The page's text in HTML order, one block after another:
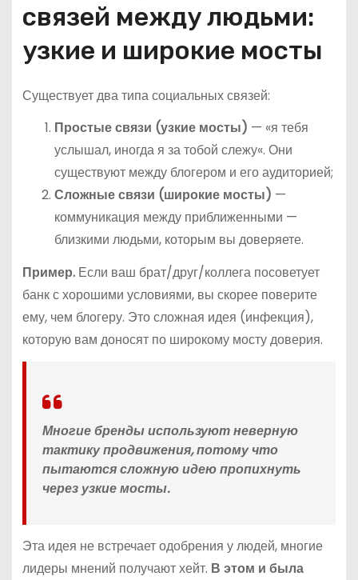
связей между людьми:
узкие и широкие мосты
Существует два типа социальных связей:
Простые связи (узкие мосты) — «я тебя
услышал, иногда я за тобой слежу«. Они
существуют между блогером и его аудиторией;
Сложные связи (широкие мосты) —
коммуникация между приближенными —
близкими людьми, которым вы доверяете.
Пример.Если ваш брат/друг/коллега посоветует
банк с хорошими условиями, вы скорее поверите
ему, чем блогеру. Это сложная идея (инфекция),
которую вам доносят по широкому мосту доверия.
Многие бренды используют неверную
тактику продвижения, потому что
пытаются сложную идею пропихнуть
через узкие мосты.
Эта идея не встречает одобрения у людей, многие
лидеры мнений получают хейт. В этом и была